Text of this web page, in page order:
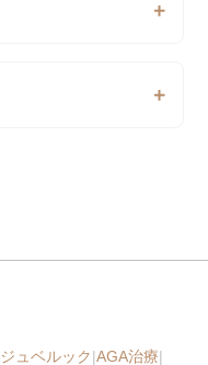
ジュベルック|AGA治療|